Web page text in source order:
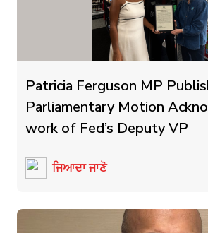
Patricia Ferguson MP
Parliamentary Motion
work of Fed’s Deputy VP
ਜਿਆਦਾ ਜਾਣੋ